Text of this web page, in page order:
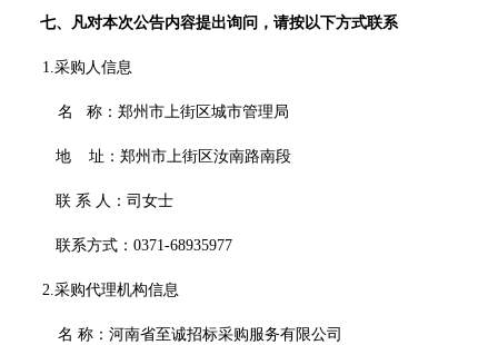
七、凡对本次公告内容提出询问，请按以下方式联系
1.采购人信息
名 称： 郑州市上街区城市管理局
地 址：郑州市上街区汝南路南段
联 系 人：司女士
联系方式： 0371-68935977
2.采购代理机构信息
名 称： 河南省至诚招标采购服务有限公司